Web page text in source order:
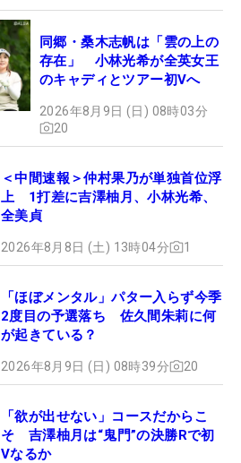
同郷・桑木志帆は「雲の上の
存在」 小林光希が全英女王
のキャディとツアー初Vへ
2026年8月9日 (日) 08時03分
20
＜中間速報＞仲村果乃が単独首位浮
上 1打差に吉澤柚月、小林光希、
全美貞
2026年8月8日 (土) 13時04分 1
「ほぼメンタル」パター入らず今季
2度目の予選落ち 佐久間朱莉に何
が起きている？
2026年8月9日 (日) 08時39分 20
「欲が出せない」コースだからこ
そ 吉澤柚月は“鬼門”の決勝Rで初
Vなるか